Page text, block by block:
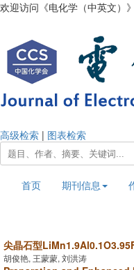
欢迎访问《电化学（中英文）
高级检索 | 图表检索
首页 期刊信息
尖晶石型
胡俊艳, 王蒙蒙, 刘洪涛